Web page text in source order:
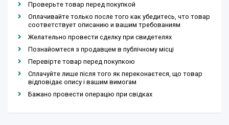
Проверьте товар перед покупкой
Оплачивайте только после того как убедитесь, что товар
соответствует описанию и вашим требованиям
Желательно провести сделку при свидетелях
Познайомтеся з продавцем в публічному місці
Перевірте товар перед покупкою
Сплачуйте лише після того як переконаєтеся, що товар
відповідає опису і вашим вимогам
Бажано провести операцію при свідках